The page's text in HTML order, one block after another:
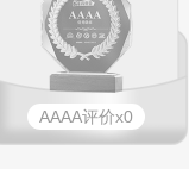
AAAA评价x0